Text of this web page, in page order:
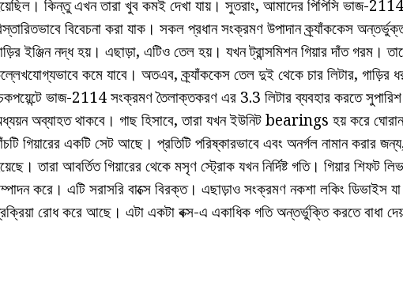
কিন্তু এখন তারা খুব কমই দেখা যায়। সুতরাং, আমাদের পিপিসি ভাজ-2114
বিবেচনা করা যাক। সকল প্রধান সংক্রমণ উপাদান ক্র্যাঁককেস
ইঞ্জিন নদ্ধ হয়। এছাড়া, এটিও তেল হয়। যখন ট্রান্সমিশন গিয়ার দাঁত গরম।
কমে যাবে। অতএব, ক্র্যাঁককেস তেল দুই থেকে চার লিটার, গাড়ির
ভাজ-2114 সংক্রমণ তৈলাক্তকরণ এর 3.3 লিটার ব্যবহার করতে
অব্যাহত থাকবে। গাছ হিসাবে, তারা যখন ইউনিট bearings হয় করে ঘোরান
গিয়ারের একটি সেট আছে। প্রতিটি পরিষ্কারভাবে এবং অনর্গল নামান
তারা আবর্তিত গিয়ারের থেকে মসৃণ স্ট্রোক যখন নির্দিষ্ট গতি। গিয়ার শিফট
করে। এটি সরাসরি বাক্সে বিরক্ত। এছাড়াও সংক্রমণ নকশা লকিং ডিভাইস যা
রোধ করে আছে। এটা একটা বক্স-এ একাধিক গতি অন্তর্ভুক্তি করতে বাধা